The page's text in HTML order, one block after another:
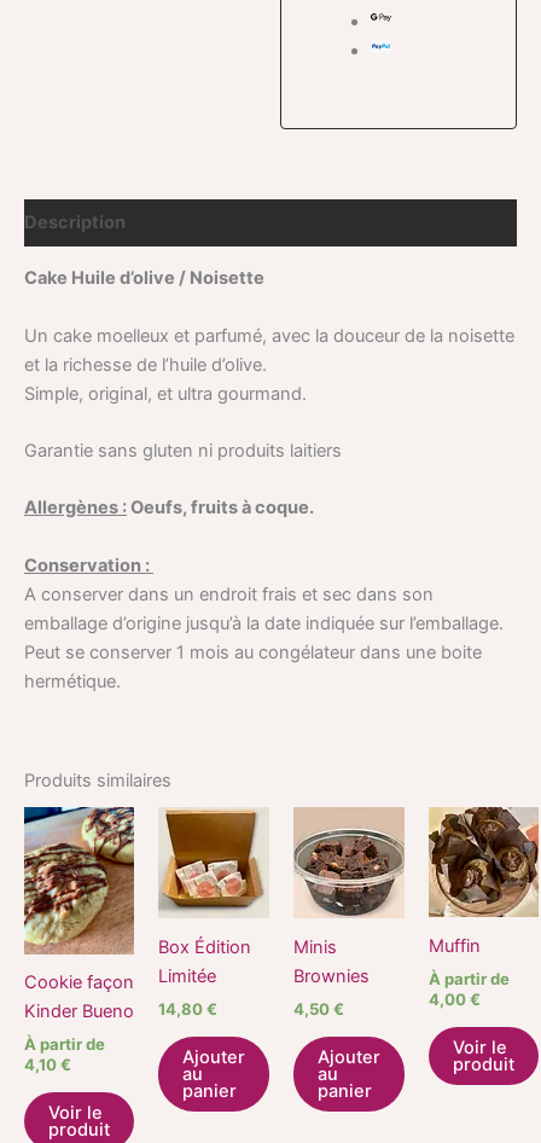
Description
Cake Huile d’olive / Noisette
Un cake moelleux et parfumé, avec la douceur de la noisette
et la richesse de l’huile d’olive.
Simple, original, et ultra gourmand.
Garantie sans gluten ni produits laitiers
Allergènes :Oeufs, fruits à coque.
Conservation :
A conserver dans un endroit frais et sec dans son
emballage d’origine jusqu’à la date indiquée sur l’emballage.
Peut se conserver 1 mois au congélateur dans une boite
hermétique.
Produits similaires
Cookie façon
Kinder Bueno
À partir de
4,10€
Voir le
produit
Ce
produit
a
plusieurs
variations.
Les
peuvent
être
choisies
sur
Box Édition
Limitée
14,80€
Ajouter
au
panier
Minis
Brownies
4,50€
Ajouter
au
panier
Muffin
À partir de
4,00€
Voir le
produit